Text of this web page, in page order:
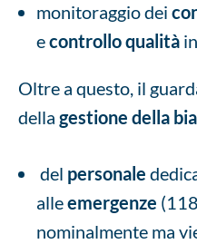
monitoraggio dei
econtrolloqualità
Oltre a questo, il
della gestione della
del personale
alleemergenze
nominalmente ma